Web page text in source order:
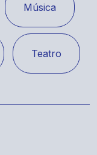
Música
Teatro